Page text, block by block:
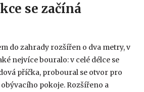
se začíná
do zahrady rozšířen o dva metry, v
nejvíce bouralo: v celé délce se
příčka, proboural se otvor pro
pokoje. Rozšířeno a